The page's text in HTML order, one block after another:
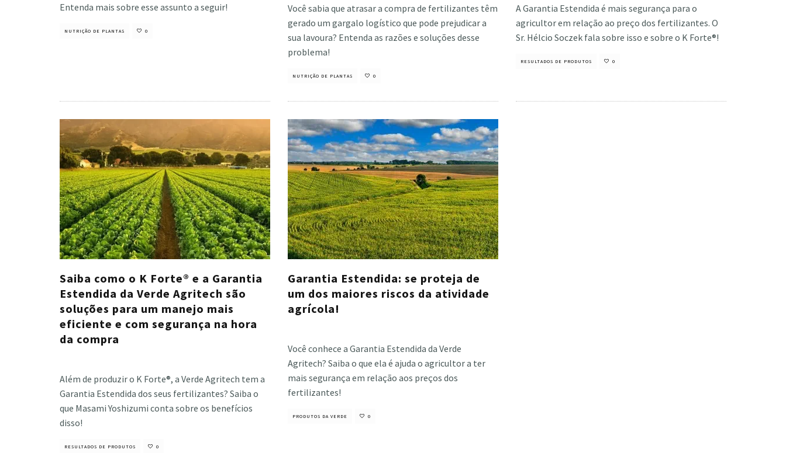
Entenda mais sobre esse assunto a seguir!
NUTRIÇÃO DE PLANTAS 0
Você sabia que atrasar a compra de fertilizantes têm
gerado um gargalo logístico que pode prejudicar a
sua lavoura? Entenda as razões e soluções desse
problema!
NUTRIÇÃO DE PLANTAS 0
A Garantia Estendida é mais segurança para o
agricultor em relação ao preço dos fertilizantes. O
Sr. Hélcio Soczek fala sobre isso e sobre o K Forte®!
RESULTADOS DE PRODUTOS 0
Saiba como o K Forte® e a Garantia
Estendida da Verde Agritech são
soluções para um manejo mais
eficiente e com segurança na hora
da compra
Além de produzir o K Forte®, a Verde Agritech tem a
Garantia Estendida dos seus fertilizantes? Saiba o
que Masami Yoshizumi conta sobre os benefícios
disso!
RESULTADOS DE PRODUTOS 0
Garantia Estendida: se proteja de
um dos maiores riscos da atividade
agrícola!
Você conhece a Garantia Estendida da Verde
Agritech? Saiba o que ela é ajuda o agricultor a ter
mais segurança em relação aos preços dos
fertilizantes!
PRODUTOS DA VERDE 0